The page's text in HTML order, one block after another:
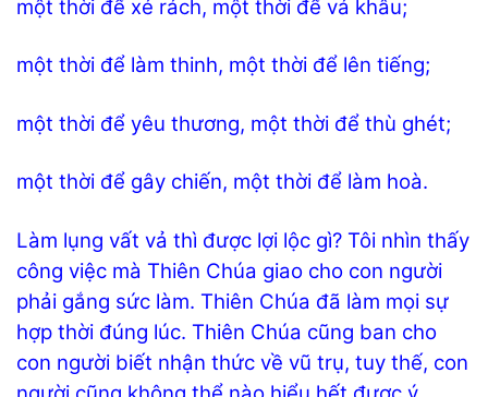
một thời để xé rách, một thời để vá khâu;
một thời để làm thinh, một thời để lên tiếng;
một thời để yêu thương, một thời để thù ghét;
một thời để gây chiến, một thời để làm hoà.
Làm lụng vất vả thì được lợi lộc gì? Tôi nhìn thấy
công việc mà Thiên Chúa giao cho con người
phải gắng sức làm. Thiên Chúa đã làm mọi sự
hợp thời đúng lúc. Thiên Chúa cũng ban cho
con người biết nhận thức về vũ trụ, tuy thế, con